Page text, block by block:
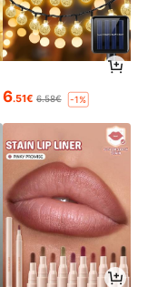
6.51€ 6.58€ -1%